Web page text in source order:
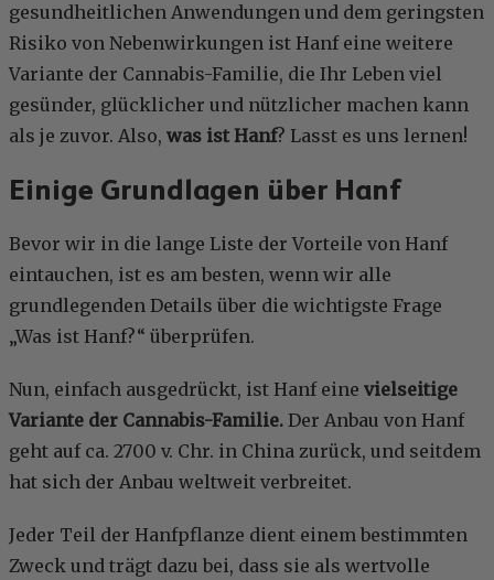
gesundheitlichen Anwendungen und dem geringsten
Risiko von Nebenwirkungen ist Hanf eine weitere
Variante der Cannabis-Familie, die Ihr Leben viel
gesünder, glücklicher und nützlicher machen kann
als je zuvor. Also, was ist Hanf? Lasst es uns lernen!
Einige Grundlagen über Hanf
Bevor wir in die lange Liste der Vorteile von Hanf
eintauchen, ist es am besten, wenn wir alle
grundlegenden Details über die wichtigste Frage
„Was ist Hanf?“ überprüfen.
Nun, einfach ausgedrückt, ist Hanf eine vielseitige
Variante der Cannabis-Familie. Der Anbau von Hanf
geht auf ca. 2700 v. Chr. in China zurück, und seitdem
hat sich der Anbau weltweit verbreitet.
Jeder Teil der Hanfpflanze dient einem bestimmten
Zweck und trägt dazu bei, dass sie als wertvolle